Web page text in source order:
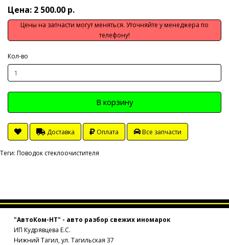
Цена: 2 500.00 р.
Цены на запчасти могут меняться. Уточняйте у менеджера по
телефону!
Кол-во
В корзину
Доставка Оплата Все запчасти
Теги: Поводок стеклоочистителя
"АвтоКом-НТ" - авто разбор свежих иномарок
ИП Кудрявцева Е.С.
Нижний Тагил, ул. Тагильская 37